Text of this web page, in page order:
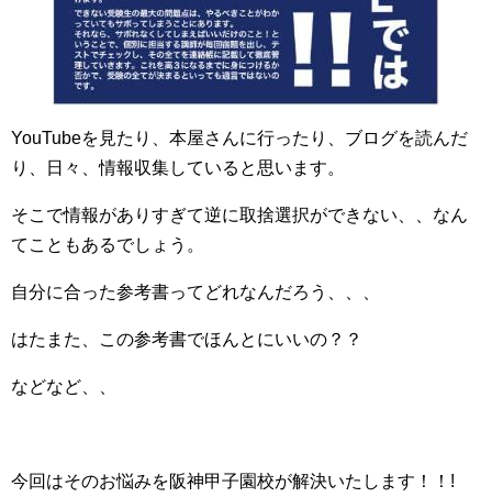
YouTubeを見たり、本屋さんに行ったり、ブログを読んだ
り、日々、情報収集していると思います。
そこで情報がありすぎて逆に取捨選択ができない、、なん
てこともあるでしょう。
自分に合った参考書ってどれなんだろう、、、
はたまた、この参考書でほんとにいいの？？
などなど、、
今回はそのお悩みを阪神甲子園校が解決いたします！！!